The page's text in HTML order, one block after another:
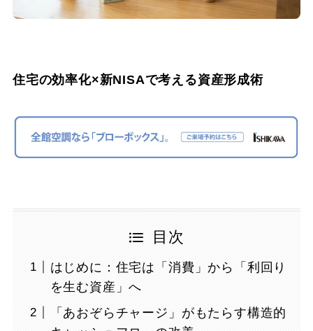
住宅の効率化×新NISAで考える資産形成術
目次
はじめに：住宅は「消費」から「利回り
を生む資産」へ
「あおぞらチャージ」がもたらす構造的